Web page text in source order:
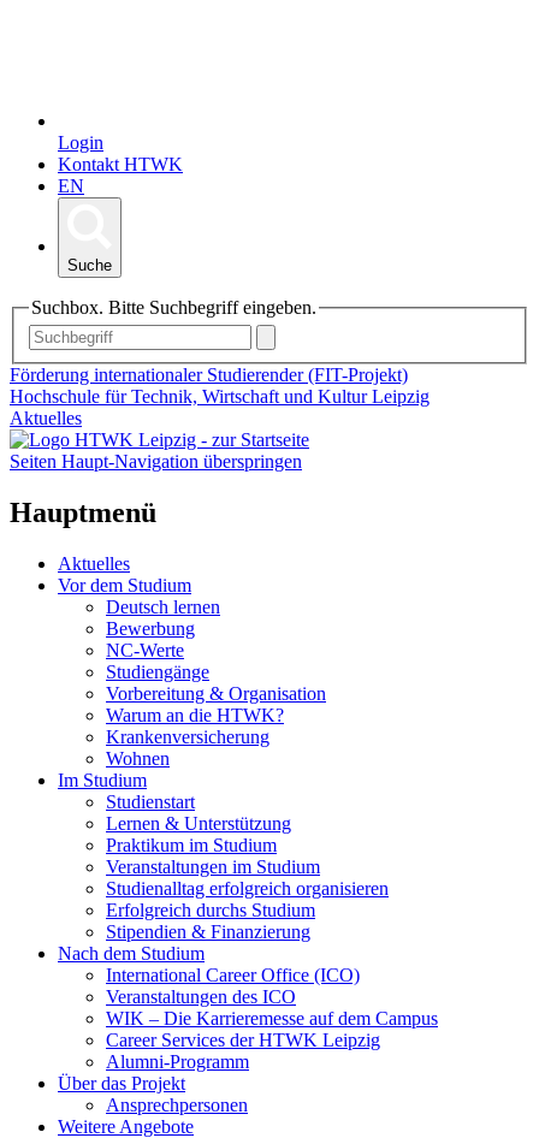
Login
Kontakt HTWK
EN
Suche
Suchbox. Bitte Suchbegriff eingeben.
Förderung internationaler Studierender (FIT-Projekt)
Hochschule für Technik, Wirtschaft und Kultur Leipzig
Aktuelles
Seiten Haupt-Navigation überspringen
Hauptmenü
Aktuelles
Vor dem Studium
Deutsch lernen
Bewerbung
NC-Werte
Studiengänge
Vorbereitung & Organisation
Warum an die HTWK?
Krankenversicherung
Wohnen
Im Studium
Studienstart
Lernen & Unterstützung
Praktikum im Studium
Veranstaltungen im Studium
Studienalltag erfolgreich organisieren
Erfolgreich durchs Studium
Stipendien & Finanzierung
Nach dem Studium
International Career Office (ICO)
Veranstaltungen des ICO
WIK – Die Karrieremesse auf dem Campus
Career Services der HTWK Leipzig
Alumni-Programm
Über das Projekt
Ansprechpersonen
Weitere Angebote